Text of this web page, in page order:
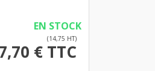
EN STOCK
(14,75 HT)
€ TTC